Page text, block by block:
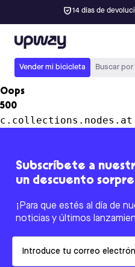
14 días de
Upway
Vender mi bicicleta Buscar
Oops
500
Subscríbete a
un descuento
¡Para que estés al día de
noticias y últimos